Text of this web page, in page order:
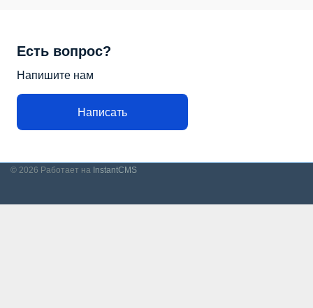
Есть вопрос?
Напишите нам
Написать
© 2026 Работает на InstantCMS